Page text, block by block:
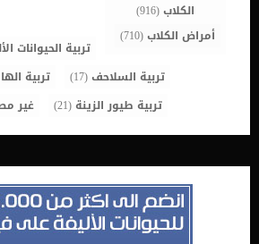
الكلاب(916)
أمراض الكلاب(710)
تربية الحيوانات
تربية السلاحف(17) تربية
تربية طيور الزينة (21) غير